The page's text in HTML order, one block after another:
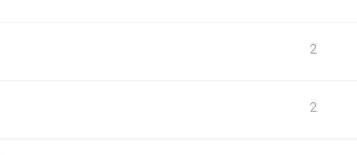
2
2